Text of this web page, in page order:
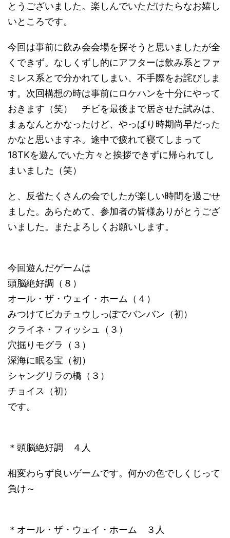
とうございました。楽しんでいただけたらなお嬉し
いところです。
今回は事前に飲み会会場を探そうと思いましたが全
くできず。なしくずし的にアフターは飲み系とファ
ミレス系とで分かれてしまい、不手際をお詫びしま
す。次回構想の時は事前にロケハンを十分にやって
おきます（笑） チビを最後まで居させた試みは、
まぁなんとかなったけど、やっぱり時期尚早だった
かなと思いますネ。途中で疲れて寝てしまって
18TKを遊んでいた方々と挨拶できずに帰られてし
まいました（笑）
と、反省たくさんの会でしたが楽しい時間を過ごせ
ました。あらためて、参加者の皆様ありがとうござ
いました。またよろしくお願いします。
今回遊んだゲームは
頭脳絶好調（８）
オール・ザ・ウェイ・ホーム（４）
みつけてピカチュウしっぽでバンバン（初）
クライネ・フィッシュ（３）
穴掘りモグラ（３）
深海に眠る宝（初）
シャングリラの橋（３）
チョイス（初）
です。
＊頭脳絶好調 ４人
相変わらず良いゲームです。何かの色でしくじって
負け～
＊オール・ザ・ウェイ・ホーム ３人